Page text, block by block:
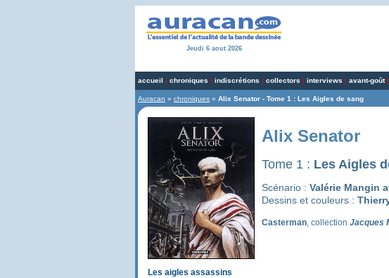
Jeudi 6 aout 2026
accueil | chroniques | indiscrétions | collectors | interviews | avant-goût|
Auracan » chroniques » Alix Senator - Tome 1 : Les Aigles de sang
Alix Senator
Tome 1 : Les Aigles
Scénario : Valérie Mangin
Dessins et couleurs :
Casterman, collection Jacques
Les aigles assassins